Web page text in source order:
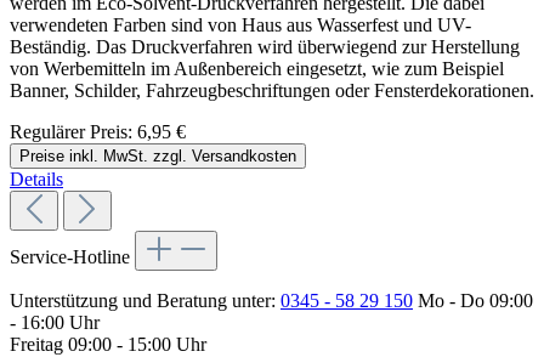
verwendeten Farben sind von Haus aus Wasserfest und UV-
Beständig. Das Druckverfahren wird überwiegend zur Herstellung
von Werbemitteln im Außenbereich eingesetzt, wie zum Beispiel
Banner, Schilder, Fahrzeugbeschriftungen oder Fensterdekorationen.
Regulärer Preis: 6,95 €
Preise inkl. MwSt. zzgl. Versandkosten
Details
Service-Hotline
Unterstützung und Beratung unter: 0345 - 58 29 150 Mo - Do 09:00
- 16:00 Uhr
Freitag 09:00 - 15:00 Uhr